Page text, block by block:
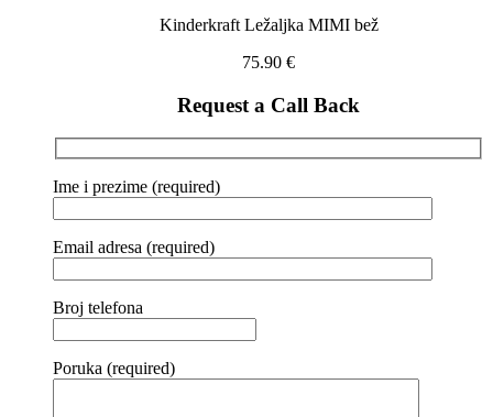
Kinderkraft Ležaljka MIMI bež
75.90 €
Request a Call Back
Ime i prezime (required)
Email adresa (required)
Broj telefona
Poruka (required)